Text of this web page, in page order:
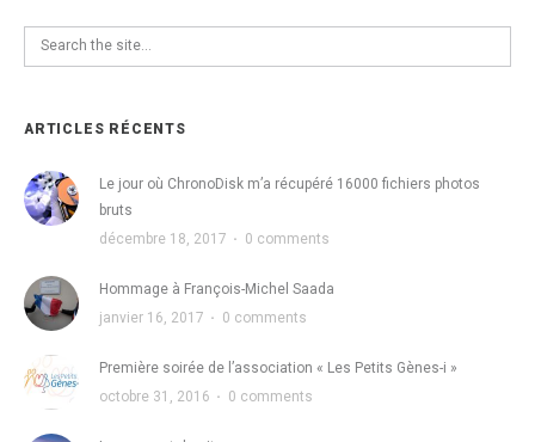
ARTICLES RÉCENTS
Le jour où ChronoDisk m’a récupéré 16000 fichiers photos
bruts
décembre 18, 2017 · 0 comments
Hommage à François-Michel Saada
janvier 16, 2017 · 0 comments
Première soirée de l’association « Les Petits Gènes-i »
octobre 31, 2016 · 0 comments